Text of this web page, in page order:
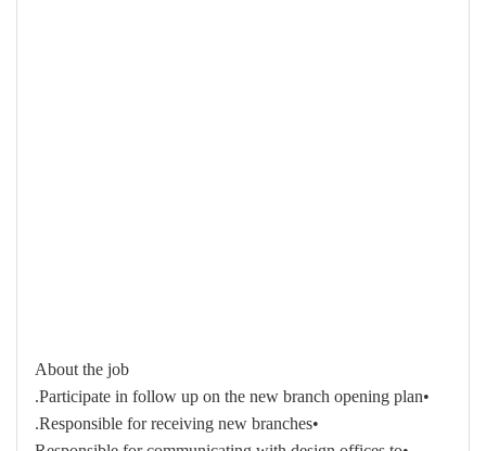
About the job
•Participate in follow up on the new branch opening plan.
•Responsible for receiving new branches.